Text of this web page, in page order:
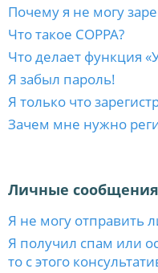
Почему я не могу
Что такое COPPA?
Что делает функция
Я забыл пароль!
Я только что
Зачем мне нужно
Личные сообщения
Я не могу отправить
Я получил спам или
то с этого